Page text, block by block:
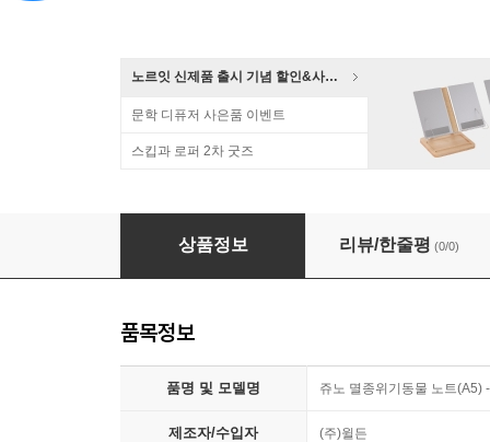
노르잇 신제품 출시 기념 할인&사은품 증정!
문학 디퓨저 사은품 이벤트
스킵과 로퍼 2차 굿즈
쥬노 멸종위기동물 노트(A5) - 푸른목금강앵무
상품정보 리뷰/한줄평 (0/0)
품목정보
품명 및 모델명 쥬노 멸종위기동물 노트(A5)
제조자/수입자 (주)윌든